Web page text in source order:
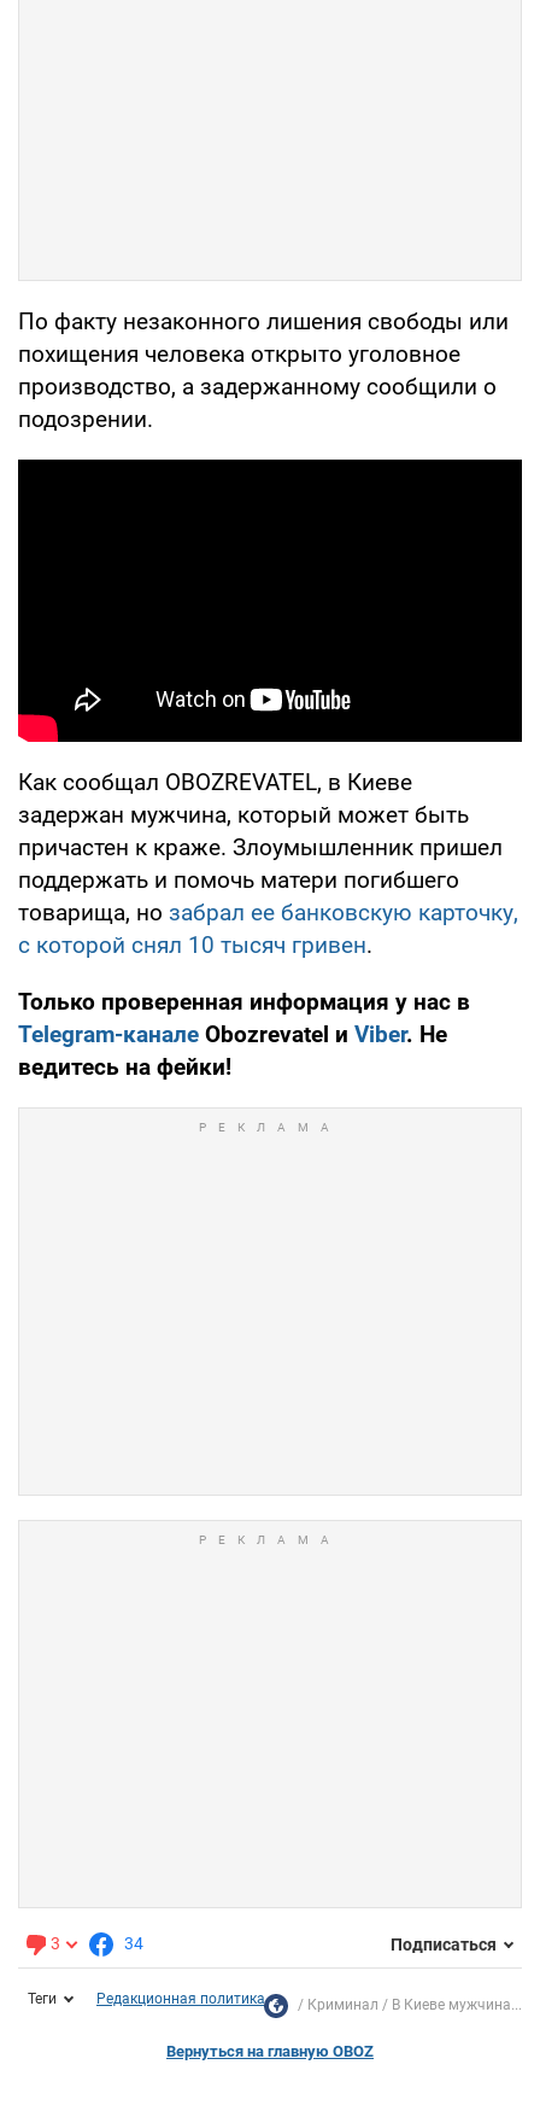
По факту незаконного лишения свободы или
похищения человека открыто уголовное
производство, а задержанному сообщили о
подозрении.
Как сообщал OBOZREVATEL, в Киеве
задержан мужчина, который может быть
причастен к краже. Злоумышленник пришел
поддержать и помочь матери погибшего
товарища, но забрал ее банковскую карточку,
с которой снял 10 тысяч гривен.
Только проверенная информация у нас в
Telegram-канале Obozrevatel и Viber. Не
ведитесь на фейки!
3 34 Подписаться
Теги Редакционная политика Криминал В Киеве мужчина...
Вернуться на главную OBOZ